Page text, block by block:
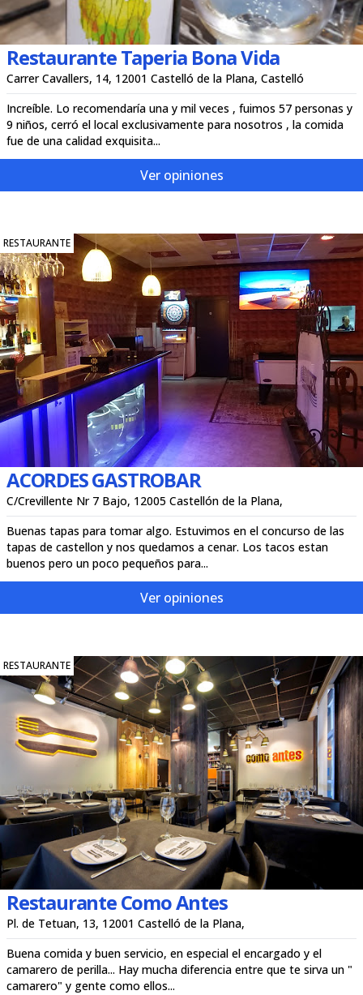
Restaurante Taperia Bona Vida
Carrer Cavallers, 14, 12001 Castelló de la Plana, Castelló
Increíble. Lo recomendaría una y mil veces , fuimos 57 personas y
9 niños, cerró el local exclusivamente para nosotros , la comida
fue de una calidad exquisita...
Ver opiniones
RESTAURANTE
ACORDES GASTROBAR
C/Crevillente Nr 7 Bajo, 12005 Castellón de la Plana,
Buenas tapas para tomar algo. Estuvimos en el concurso de las
tapas de castellon y nos quedamos a cenar. Los tacos estan
buenos pero un poco pequeños para...
Ver opiniones
RESTAURANTE
Restaurante Como Antes
Pl. de Tetuan, 13, 12001 Castelló de la Plana,
Buena comida y buen servicio, en especial el encargado y el
camarero de perilla... Hay mucha diferencia entre que te sirva un "
camarero" y gente como ellos...